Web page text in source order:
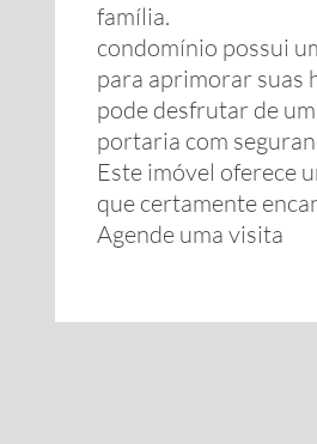
família.
condomínio possui
para aprimorar suas
pode desfrutar de
portaria com
Este imóvel oferece
que certamente
Agende uma visita